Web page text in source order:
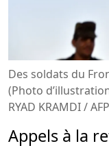
Des soldats du
(Photo
RYAD KRAMDI / AFP
Appels à la